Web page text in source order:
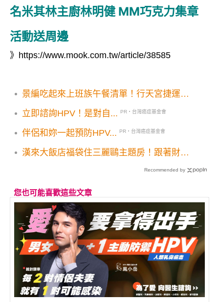
名米其林主廚林明健 MM巧克力集章
活動送周邊
》 https://www.mook.com.tw/article/38585
景編吃起來上班族午餐清單！行天宮捷運站
立即諮詢HPV！是對自...
PR・台灣癌症基金會
伴侶和妳一起預防HPV... PR・台灣癌症基金會
漢來大飯店福袋住三麗鷗主題房！跟著財神
Recommended by
您也可能喜歡這些文章